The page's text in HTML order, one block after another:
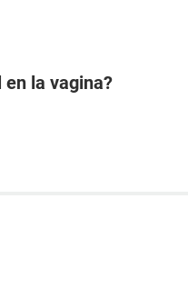
la vagina?